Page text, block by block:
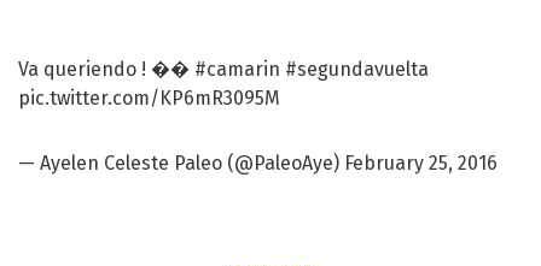
Va queriendo ! �� #camarin #segundavuelta
pic.twitter.com/KP6mR3095M
— Ayelen Celeste Paleo (@PaleoAye) February 25, 2016